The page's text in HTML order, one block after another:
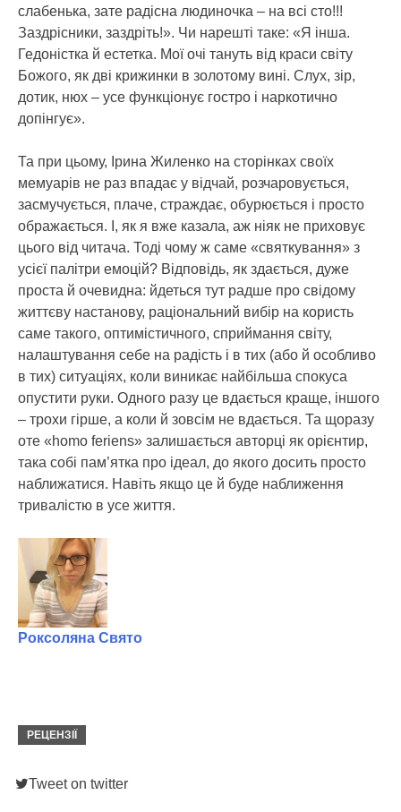
слабенька, зате радісна людиночка – на всі сто!!!
Заздрісники, заздріть!». Чи нарешті таке: «Я інша.
Гедоністка й естетка. Мої очі тануть від краси світу
Божого, як дві крижинки в золотому вині. Слух, зір,
дотик, нюх – усе функціонує гостро і наркотично
допінгує».
Та при цьому, Ірина Жиленко на сторінках своїх
мемуарів не раз впадає у відчай, розчаровується,
засмучується, плаче, страждає, обурюється і просто
ображається. І, як я вже казала, аж ніяк не приховує
цього від читача. Тоді чому ж саме «святкування» з
усієї палітри емоцій? Відповідь, як здається, дуже
проста й очевидна: йдеться тут радше про свідому
життєву настанову, раціональний вибір на користь
саме такого, оптимістичного, сприймання світу,
налаштування себе на радість і в тих (або й особливо
в тих) ситуаціях, коли виникає найбільша спокуса
опустити руки. Одного разу це вдається краще, іншого
– трохи гірше, а коли й зовсім не вдається. Та щоразу
оте «homo feriens» залишається авторці як орієнтир,
така собі пам’ятка про ідеал, до якого досить просто
наближатися. Навіть якщо це й буде наближення
тривалістю в усе життя.
Роксоляна Свято
РЕЦЕНЗІЇ
Tweet on twitter